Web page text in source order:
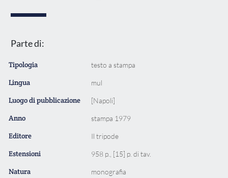
Parte di:
Tipologia testo a stampa
Lingua mul
Luogo di pubblicazione [Napoli]
Anno stampa 1979
Editore Il tripode
Estensioni 958 p., [15] p. di tav.
Natura monografia